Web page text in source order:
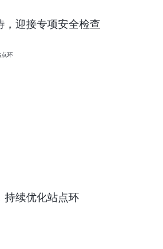
迎接专项安全检查
持续优化站点环